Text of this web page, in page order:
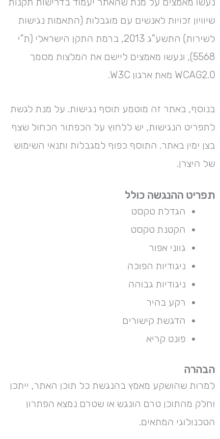
שיוויון זכויות לאנשים עם מוגבלות (התאמות נגישות
לשירות) התשע”ג 2013, ברמת התקן הישראלי (ת”י
5568), ונעשו מאמצים ליישם את המלצות מסמך
WCAG2.0 מאת ארגון W3C.
בנוסף, באתר זה מוטמע תוסף נגישות. על מנת לגשת
לתפריט הנגישות, יש ללחוץ על הכפתור הכחול שצף
בצן ימין באתר. התוסף כפוף למגבלות ותנאי השימוש
של היצרן.
תפריט ההנגשה כולל
הגדלת טקסט
הקטנת טקסט
גווני אפור
ניגודיות הפוכה
ניגודיות גבוהה
רקע בהיר
הדגשת קישורים
פונט קריא
הבהרה
למרות שהושקע מאמץ בהנגשת כל תוכן האתר, ייתכן
וחלק מהתוכן טרם הונגש או שטרם נמצא הפתרון
הטכנולוגי המתאים.